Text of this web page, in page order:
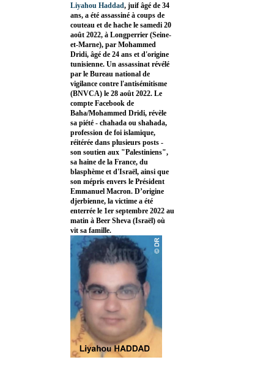
Liyahou Haddad, juif âgé de 34
ans, a été assassiné à coups de
couteau et de hache le samedi 20
août 2022, à Longperrier (Seine-
et-Marne), par Mohammed
Dridi, âgé de 24 ans et d'origine
tunisienne. Un assassinat révélé
par le Bureau national de
vigilance contre l'antisémitisme
(BNVCA) le 28 août 2022. Le
compte Facebook de
Baha/Mohammed Dridi, révèle
sa piété - chahada ou shahada,
profession de foi islamique,
réitérée dans plusieurs posts -
son soutien aux "Palestiniens",
sa haine de la France, du
blasphème et d'Israël, ainsi que
son mépris envers le Président
Emmanuel Macron. D’origine
djerbienne, la victime a été
enterrée le 1er septembre 2022 au
matin à Beer Sheva (Israël) où
vit sa famille.